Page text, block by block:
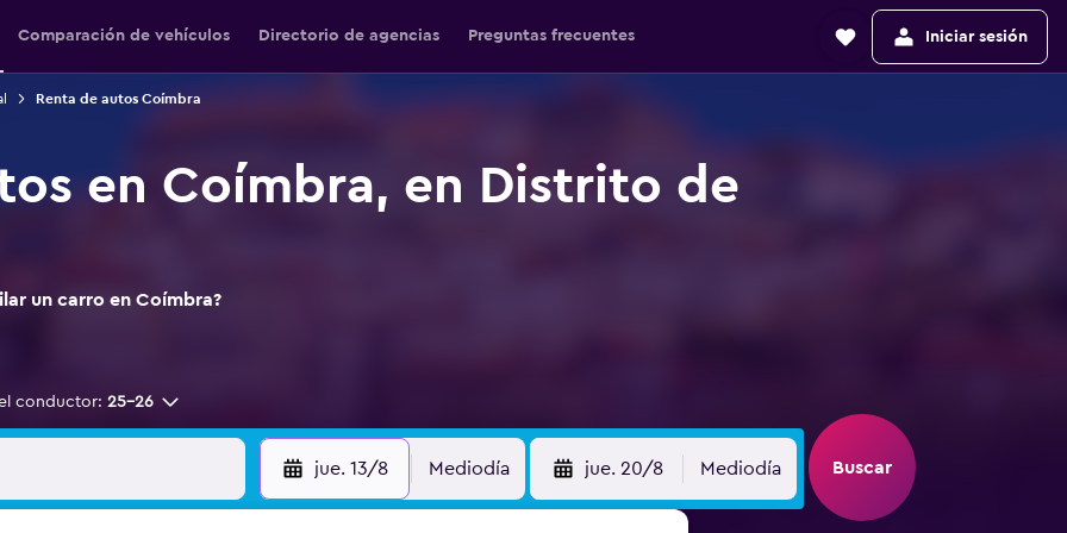
Comparación de vehículos Directorio de agencias Preguntas frecuentes Iniciar sesión
Renta de autos Coímbra
en Coímbra, en Distrito de
un carro en Coímbra?
conductor: 25-26
jue. 13/8 Mediodía jue. 20/8 Mediodía Buscar